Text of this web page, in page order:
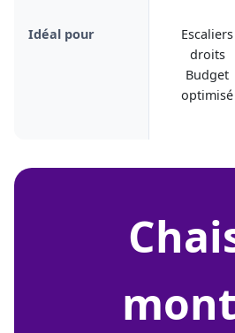
Idéal pour
Escaliers
droits
Budget
optimisé
chaise